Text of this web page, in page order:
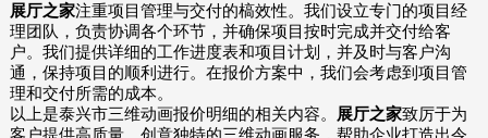
展厅之家注重项目管理与交付的槁效性。我们设立专门的项目经
理团队，负责协调各个环节，并确保项目按时完成并交付给客
户。我们提供详细的工作进度表和项目计划，并及时与客户沟
通，保持项目的顺利进行。在报价方案中，我们会考虑到项目管
理和交付所需的成本。
以上是泰兴市三维动画报价明细的相关内容。
展厅之家致厉于为